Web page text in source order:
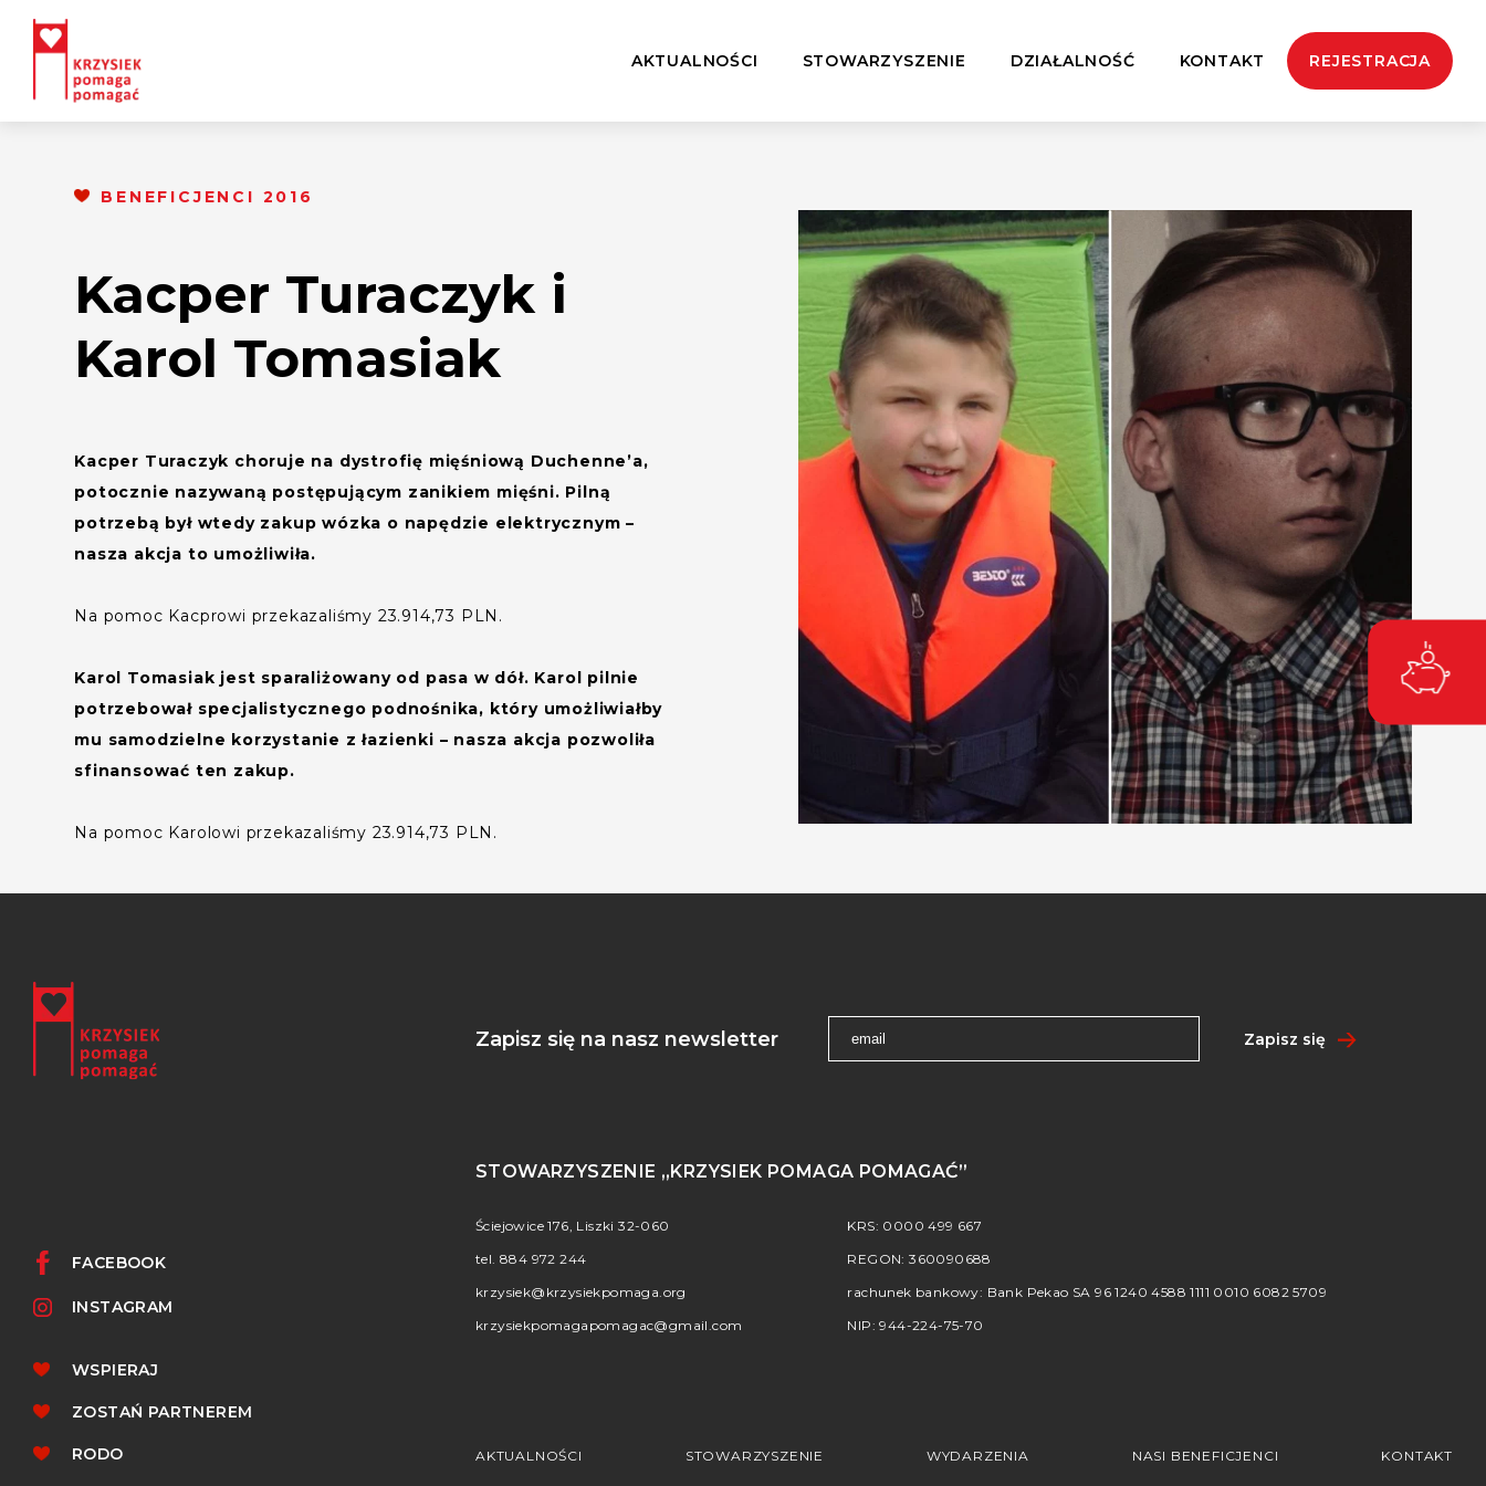
AKTUALNOŚCI STOWARZYSZENIE DZIAŁALNOŚĆ KONTAKT REJESTRACJA
BENEFICJENCI 2016
Kacper Turaczyk i
Karol Tomasiak
Kacper Turaczyk choruje na dystrofię mięśniową Duchenne’a,
potocznie nazywaną postępującym zanikiem mięśni. Pilną
potrzebą był wtedy zakup wózka o napędzie elektrycznym –
nasza akcja to umożliwiła.
Na pomoc Kacprowi przekazaliśmy 23.914,73 PLN.
Karol Tomasiak jest sparaliżowany od pasa w dół. Karol pilnie
potrzebował specjalistycznego podnośnika, który umożliwiałby
mu samodzielne korzystanie z łazienki – nasza akcja pozwoliła
sfinansować ten zakup.
Na pomoc Karolowi przekazaliśmy 23.914,73 PLN.
Zapisz się na nasz newsletter Zapisz się
STOWARZYSZENIE „KRZYSIEK POMAGA POMAGAĆ”
Ściejowice 176, Liszki 32-060
tel. 884 972 244
krzysiek@krzysiekpomaga.org
krzysiekpomagapomagac@gmail.com
KRS: 0000 499 667
REGON: 360090688
rachunek bankowy: Bank Pekao SA 96 1240 4588 1111 0010 6082 5709
NIP: 944-224-75-70
FACEBOOK
INSTAGRAM
WSPIERAJ
ZOSTAŃ PARTNEREM
RODO AKTUALNOŚCI STOWARZYSZENIE WYDARZENIA NASI BENEFICJENCI KONTAKT